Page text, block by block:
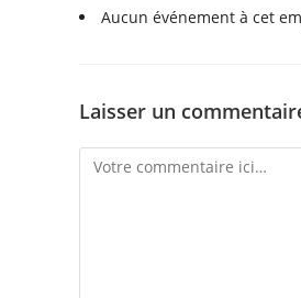
Aucun événement à cet
Laisser un